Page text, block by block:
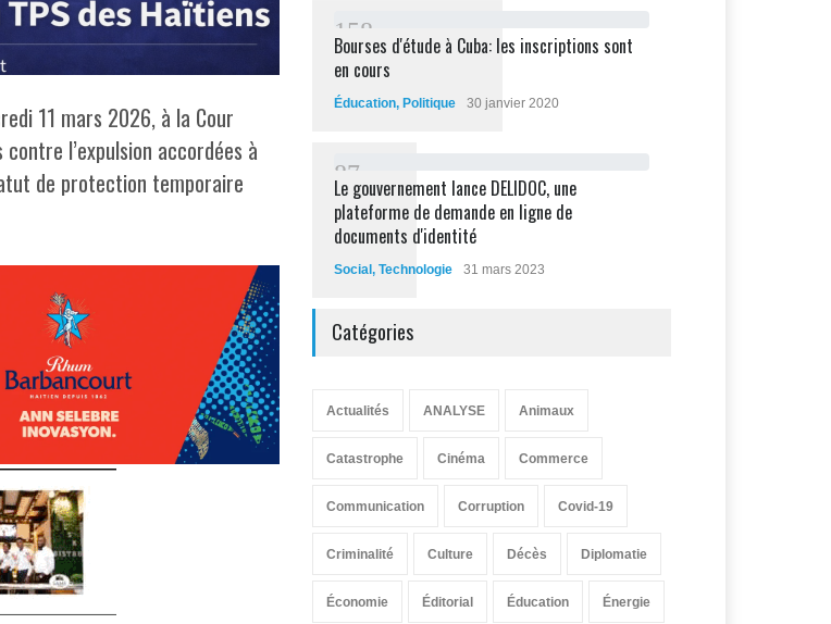
11 mars 2026, à la Cour
l’expulsion accordées à
de protection temporaire
1 58
Bourses d'étude à Cuba: les inscriptions sont
en cours
Éducation, Politique 30 janvier 2020
87
Le gouvernement lance DELIDOC, une
plateforme de demande en ligne de
documents d'identité
Social , Technologie 31 mars 2023
Catégories
Actualités ANALYSE Animaux
Catastrophe Cinéma Commerce
Communication Corruption Covid-19
Criminalité Culture Décès Diplomatie
Économie Éditorial Éducation Énergie